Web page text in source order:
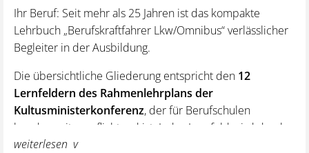
Ihr Beruf: Seit mehr als 25 Jahren ist das kompakte
Lehrbuch „Berufskraftfahrer Lkw/Omnibus“ verlässlicher
Begleiter in der Ausbildung.
Die übersichtliche Gliederung entspricht den 12
Lernfeldern des Rahmenlehrplans der
Kultusministerkonferenz, der für Berufschulen
bundesweit verpflichtend ist. Jedes Lernfeld wird durch
eine kurze Einführung eingeleitet. Wichtige Hinweise,
weiterlesen